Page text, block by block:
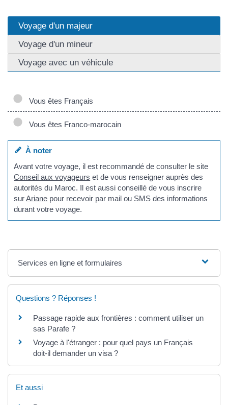
Voyage d'un majeur
Voyage d'un mineur
Voyage avec un véhicule
Vous êtes Français
Vous êtes Franco-marocain
À noter
Avant votre voyage, il est recommandé de consulter le site
Conseil aux voyageurs et de vous renseigner auprès des
autorités du Maroc. Il est aussi conseillé de vous inscrire
surAriane pour recevoir par mail ou SMS des informations
durant votre voyage.
Services en ligne et formulaires
Questions ? Réponses !
Passage rapide aux frontières : comment utiliser un
sas Parafe ?
Voyage à l'étranger : pour quel pays un Français
doit-il demander un visa ?
Et aussi